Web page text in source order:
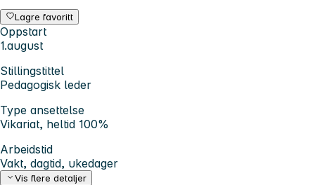
Lagre favoritt
Oppstart
1.august
Stillingstittel
Pedagogisk leder
Type ansettelse
Vikariat, heltid 100%
Arbeidstid
Vakt, dagtid, ukedager
Vis flere detaljer